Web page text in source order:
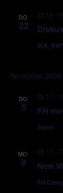
DO.
22
22.10 -
IKA,
November 2026
DO.
5 FH
05.11 -
Zoom
MO.
9 New
09.11 -
FH